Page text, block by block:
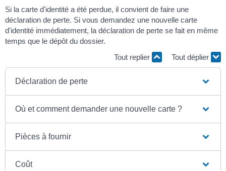
Si la carte d'identité a été perdue, il convient de faire une
déclaration de perte. Si vous demandez une nouvelle carte
d'identité immédiatement, la déclaration de perte se fait en même
temps que le dépôt du dossier.
Tout replier
Tout déplier
Déclaration de perte
Où et comment demander une nouvelle carte ?
Pièces à fournir
Coût